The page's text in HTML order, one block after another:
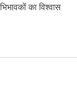
का विश्वास